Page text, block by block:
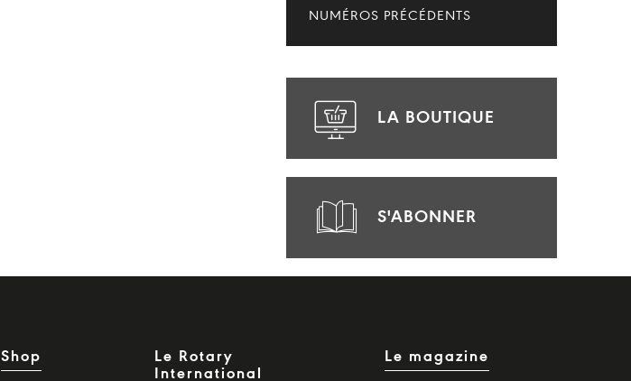
NUMÉROS PRÉCÉDENTS
LA BOUTIQUE
S'ABONNER
Shop
Le Rotary
International
Le magazine